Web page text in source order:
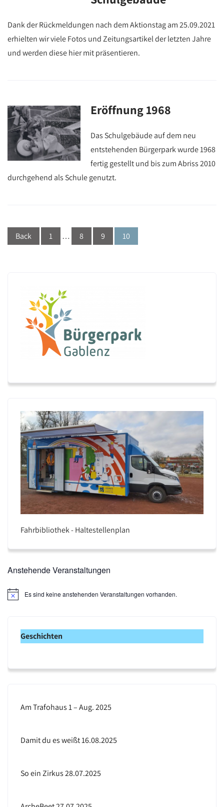
Dank der Rückmeldungen nach dem Aktionstag am 25.09.2021
erhielten wir viele Fotos und Zeitungsartikel der letzten Jahre
und werden diese hier mit präsentieren.
Eröffnung 1968
Das Schulgebäude auf dem neu
entstehenden Bürgerpark wurde 1968
fertig gestellt und bis zum Abriss 2010
durchgehend als Schule genutzt.
Posts
navigation
Back 1 … 8 9 10
Fahrbibliothek - Haltestellenplan
Anstehende Veranstaltungen
H
Es sind keine anstehenden Veranstaltungen vorhanden.
Geschichten
Am Trafohaus 1 – Aug. 2025
Damit du es weißt 16.08.2025
So ein Zirkus 28.07.2025